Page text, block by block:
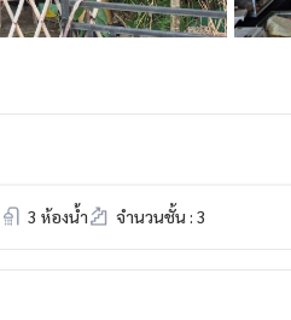
3 ห้องน้ำ จำนวนชั้น : 3